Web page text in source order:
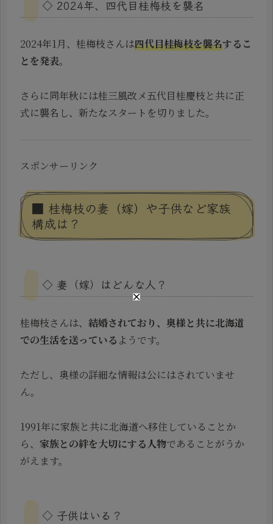
◇ 2024年、四代目桂梅枝を襲名
2024年1月、桂梅枝さんは四代目桂梅枝を襲名するこ
とを発表。
さらに同年秋には桂三風改メ五代目桂慶枝と共に正
式に襲名し、新たなスタートを切りました。
スポンサーリンク
■ 桂梅枝の妻（嫁）や子供など家族
構成は？
◇ 妻（嫁）はどんな人？
桂梅枝さんは、 結婚されており、奥様と共に北海道
での生活を送っている ようです。
ただし、奥様の詳細な情報は公にはされていませ
ん。
1991年に家族と共に北海道へ移住していることか
ら、 家族との絆を大切にする人物であることがうか
がえます。
◇ 子供はいる？